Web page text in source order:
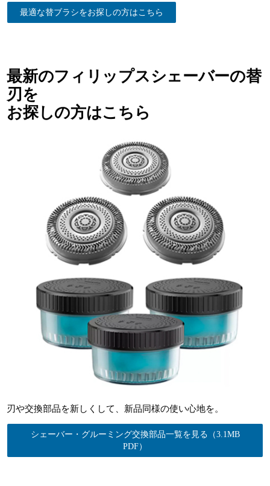
最適な替ブラシをお探しの方はこちら
最新のフィリップスシェーバーの替
刃を
お探しの方はこちら
刃や交換部品を新しくして、新品同様の使い心地を。
シェーバー・グルーミング交換部品一覧を見る（3.1MB
PDF）